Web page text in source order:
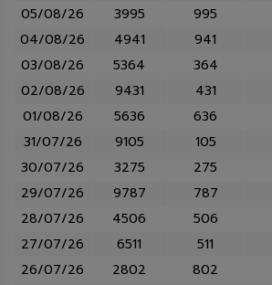
05/08/26
3995 995
04/08/26
4941 941
03/08/26
5364 364
02/08/26
9431 431
01/08/26
5636 636
31/07/26
9105 105
30/07/26
3275 275
29/07/26
9787 787
28/07/26
4506 506
27/07/26
6511 511
26/07/26
2802 802